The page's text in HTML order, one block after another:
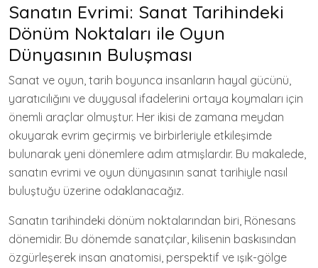
Sanatın Evrimi: Sanat Tarihindeki
Dönüm Noktaları ile Oyun
Dünyasının Buluşması
Sanat ve oyun, tarih boyunca insanların hayal gücünü,
yaratıcılığını ve duygusal ifadelerini ortaya koymaları için
önemli araçlar olmuştur. Her ikisi de zamana meydan
okuyarak evrim geçirmiş ve birbirleriyle etkileşimde
bulunarak yeni dönemlere adım atmışlardır. Bu makalede,
sanatın evrimi ve oyun dünyasının sanat tarihiyle nasıl
buluştuğu üzerine odaklanacağız.
Sanatın tarihindeki dönüm noktalarından biri, Rönesans
dönemidir. Bu dönemde sanatçılar, kilisenin baskısından
özgürleşerek insan anatomisi, perspektif ve ışık-gölge